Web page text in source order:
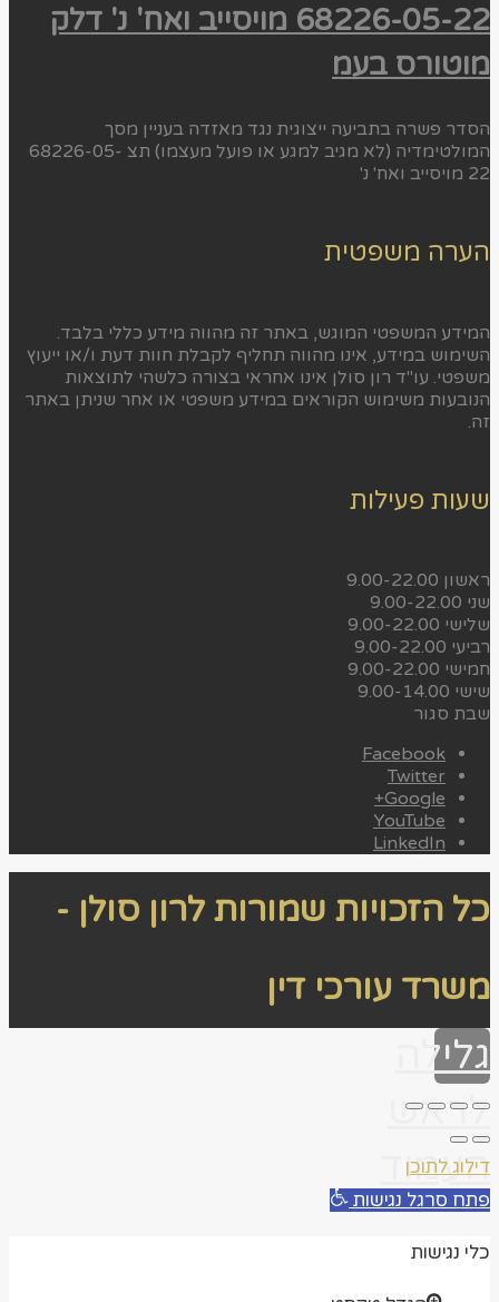
68226-05-22 מויסייב ואח' נ' דלק
מוטורס בעמ
הסדר פשרה בתביעה ייצוגית נגד מאזדה בעניין מסך
המולטימדיה (לא מגיב למגע או פועל מעצמו) תצ 68226-05-
22 מויסייב ואח' נ'
הערה משפטית
המידע המשפטי המוגש, באתר זה מהווה מידע כללי בלבד.
השימוש במידע, אינו מהווה תחליף לקבלת חוות דעת ו/או ייעוץ
משפטי. עו"ד רון סולן אינו אחראי בצורה כלשהי לתוצאות
הנובעות משימוש הקוראים במידע משפטי או אחר שניתן באתר
זה.
שעות פעילות
ראשון 9.00-22.00
שני 9.00-22.00
שלישי 9.00-22.00
רביעי 9.00-22.00
חמישי 9.00-22.00
שישי 9.00-14.00
שבת סגור
Facebook
Twitter
Google+
YouTube
LinkedIn
כל הזכויות שמורות לרון סולן -
משרד עורכי דין
גלילה
לראש
העמוד
דילוג לתוכן
פתח סרגל נגישות
כלי נגישות